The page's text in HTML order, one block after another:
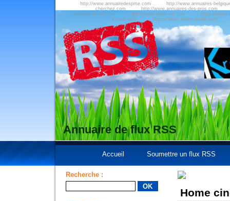
http://www.annuairedespme.com
http://www.annuaires-
cherchez.com
http://www.annuaires-des-pros.com
referencement.com
http://www.outils-ref.com
https://
kreatic.com
https://www.atelier-mode.com
Annuaire de flux RSS
Accueil Soumettre un flux RSS
Recherche :
Home